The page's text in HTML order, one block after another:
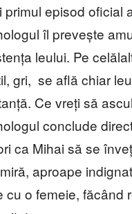
episod oficial
îl prevește
leului. Pe
gri, se află chiar
Ce vreți să
conclude
ca Mihai să se
aproape
cu o femeie, făcând